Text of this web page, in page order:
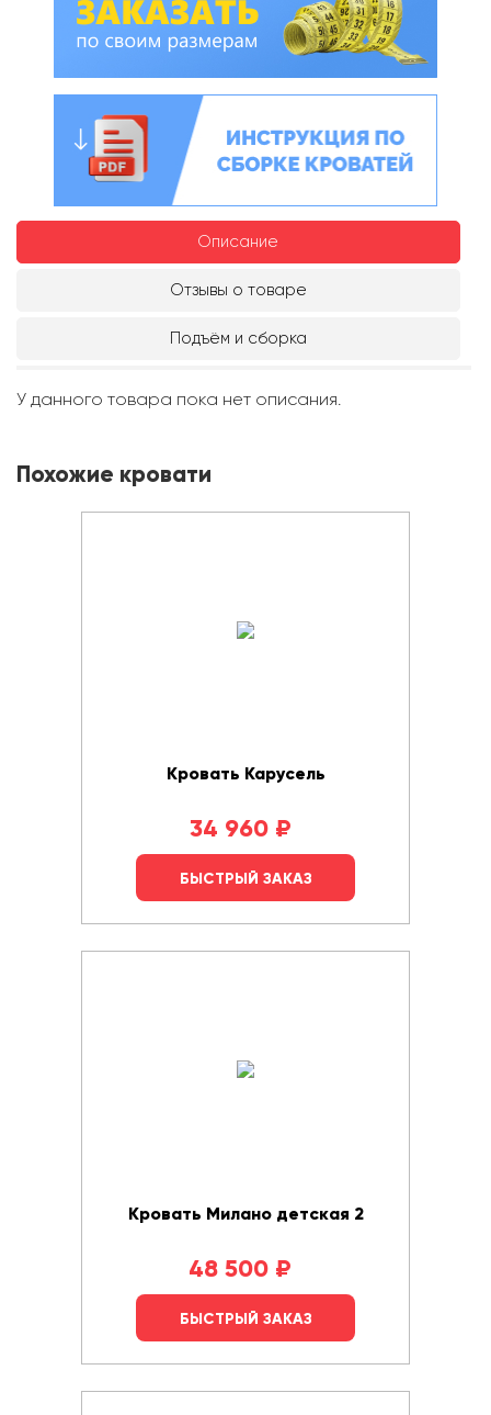
Описание
Отзывы о товаре
Подъём и сборка
У данного товара пока нет описания.
Похожие кровати
Кровать Карусель
34 960 ₽
БЫСТРЫЙ ЗАКАЗ
Кровать Милано детская 2
48 500 ₽
БЫСТРЫЙ ЗАКАЗ